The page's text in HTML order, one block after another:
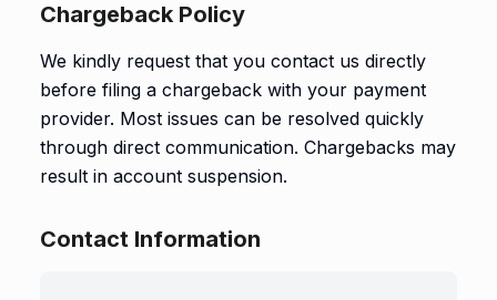
Chargeback Policy
We kindly request that you contact us directly
before filing a chargeback with your payment
provider. Most issues can be resolved quickly
through direct communication. Chargebacks may
result in account suspension.
Contact Information